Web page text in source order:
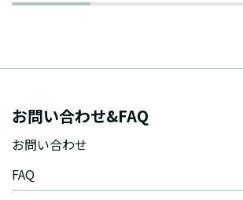
お問い合わせ&FAQ
お問い合わせ
FAQ